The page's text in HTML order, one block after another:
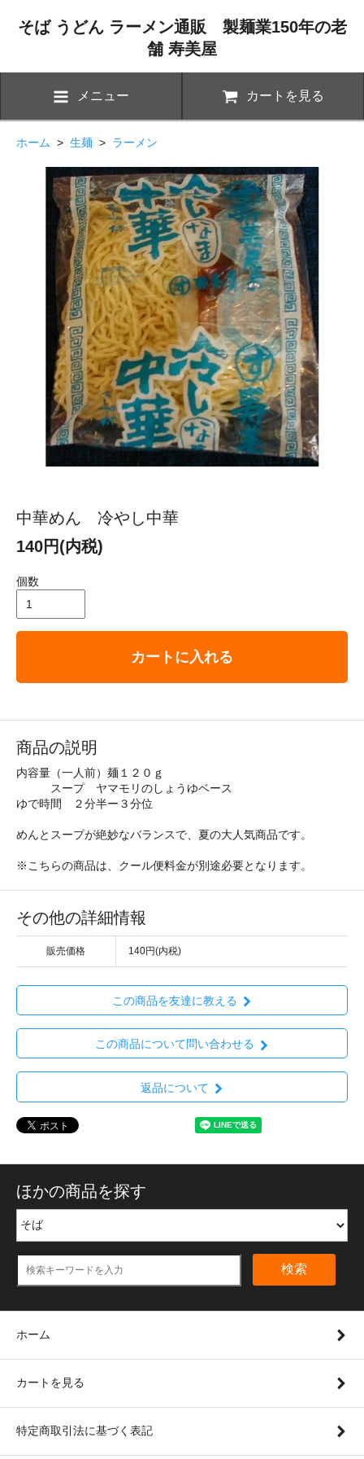
そば うどん ラーメン通販 製麺業150年の老
舗 寿美屋
メニュー カートを見る
ホーム > 生麺 > ラーメン
中華めん 冷やし中華
140円(内税)
個数
カートに入れる
商品の説明
内容量（一人前）麺１２０ｇ
スープ ヤマモリのしょうゆベース
ゆで時間 ２分半ー３分位
めんとスープが絶妙なバランスで、夏の大人気商品です。
※こちらの商品は、クール便料金が別途必要となります。
その他の詳細情報
販売価格 140円(内税)
この商品を友達に教える
この商品について問い合わせる
返品について
ほかの商品を探す
検索
ホーム
カートを見る
特定商取引法に基づく表記